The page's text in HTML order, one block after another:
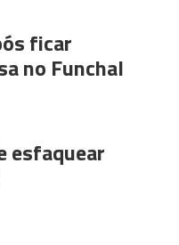
ficar
no Funchal
esfaquear